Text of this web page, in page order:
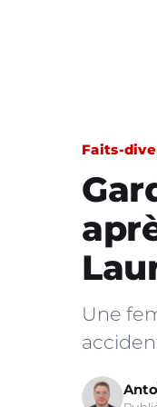
Faits-
Une